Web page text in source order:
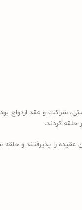
شراکت و عقد ازدواج
کردند.
را پذیرفتند و حلقه